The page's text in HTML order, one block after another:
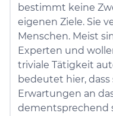
bestimmt keine
eigenen Ziele. Sie
Menschen. Meist
Experten und
triviale Tätigkeit
bedeutet hier, dass
Erwartungen an
dementsprechend